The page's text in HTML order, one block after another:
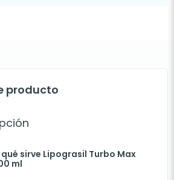
producto
sirve Lipograsil Turbo Max
ml